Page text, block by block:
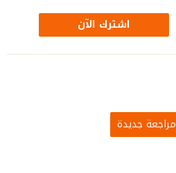
اشترك الآن
مراجعة جديدة